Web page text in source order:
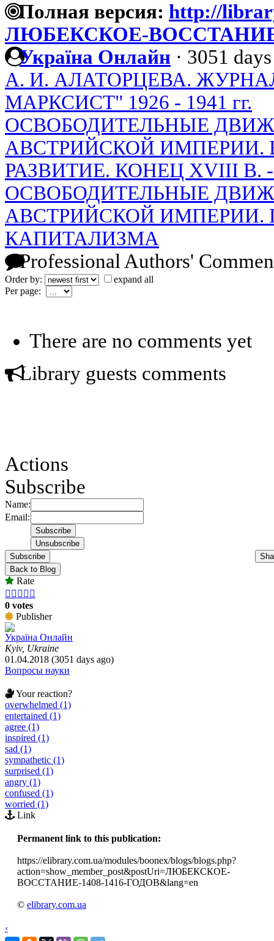
Полная версия: http://
ЛЮБЕКСКОЕ-ВОССТАНИЕ-
Україна Онлайн · 3051
А. И. АЛАТОРЦЕВА.
МАРКСИСТ" 1926 - 1941 гг.
ОСВОБОДИТЕЛЬНЫЕ
АВСТРИЙСКОЙ ИМПЕРИИ.
РАЗВИТИЕ. КОНЕЦ XVIII В. -
ОСВОБОДИТЕЛЬНЫЕ
АВСТРИЙСКОЙ ИМПЕРИИ.
КАПИТАЛИЗМА
Professional Authors'
Order by:
expand all
Per page:
There are no comments yet
Library guests comments
Actions
Subscribe
Name:
Email:
Subscribe
Back to Blog
Rate
    
0 votes
Publisher
Україна Онлайн
Kyiv, Ukraine
01.04.2018 (3051 days ago)
Вопросы науки
Your reaction?
overwhelmed (1)
entertained (1)
agree (1)
inspired (1)
sad (1)
sympathetic (1)
surprised (1)
angry (1)
confused (1)
worried (1)
Link
Permanent link to this publication:
https://elibrary.com.ua/modules/boonex/blogs/blogs.php?
action=show_member_post&postUri=ЛЮБЕКСКОЕ-
ВОССТАНИЕ-1408-1416-ГОДОВ&lang=en
© elibrary.com.ua
‹